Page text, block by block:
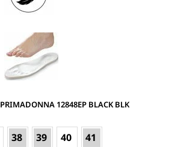
PRIMADONNA 12848EP BLACK BLK
38 39 40 41